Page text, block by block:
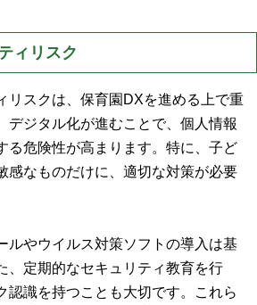
ィリスク
リスクは、保育園DXを進める上で重
デジタル化が進むことで、個人情報
る危険性が高まります。特に、子ど
感なものだけに、適切な対策が必要
ルやウイルス対策ソフトの導入は基
、定期的なセキュリティ教育を行
認識を持つことも大切です。これら